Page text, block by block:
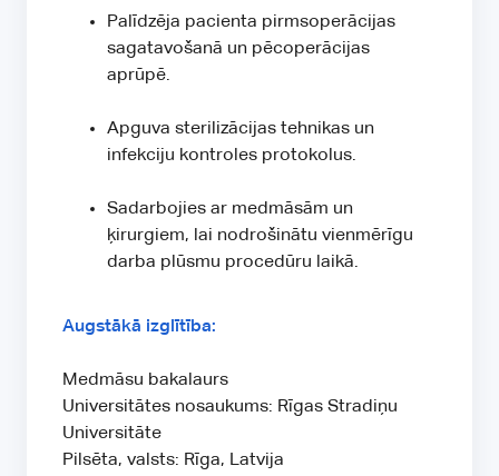
Palīdzēja pacienta pirmsoperācijas
sagatavošanā un pēcoperācijas
aprūpē.
Apguva sterilizācijas tehnikas un
infekciju kontroles protokolus.
Sadarbojies ar medmāsām un
ķirurgiem, lai nodrošinātu vienmērīgu
darba plūsmu procedūru laikā.
Augstākā izglītība:
Medmāsu bakalaurs
Universitātes nosaukums: Rīgas Stradiņu
Universitāte
Pilsēta, valsts: Rīga, Latvija